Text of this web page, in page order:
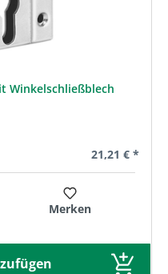
49Z mit Winkelschließblech
Regulärer
21,21 € *
Merken